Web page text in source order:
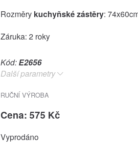
Rozměry kuchyňské zástěry:
Záruka: 2 roky
Kód:E2656
Další parametry
RUČNÍ VÝROBA
Cena: 575 Kč
Vyprodáno